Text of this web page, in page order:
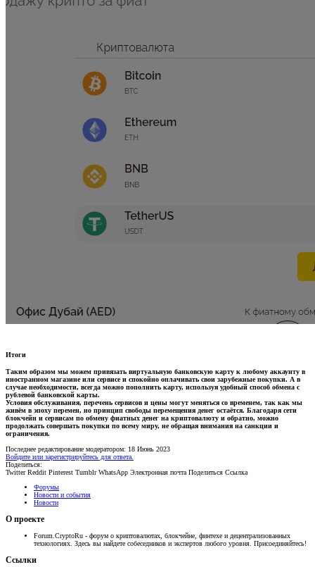
Итоги​
Таким образом мы можем привязать виртуальную банковскую карту к любому аккаунту в
иностранном магазине или сервисе и спокойно оплачивать свои зарубежные покупки. А в
случае необходимости, всегда можно пополнить карту, используя удобный способ обмена с
рублевой банковской карты.
Условия обслуживания, перечень сервисов и цены могут меняться со временем, так как мы
живём в эпоху перемен, но принцип свободы перемещения денег остаётся. Благодаря сети
блокчейн и сервисам по обмену фиатных денег на криптовалюту и обратно, можно
продолжать совершать покупки по всему миру, не обращая внимания на санкции и
ограничения.
Последнее редактирование модератором: 18 Июнь 2023
Войдите или зарегистрируйтесь для ответа.
Поделиться:
Twitter Reddit Pinterest Tumblr WhatsApp Электронная почта Поделиться Ссылка
Форумы
Новости и события
Новости
О проекте
Forum.CryptoRu - форум о криптовалютах, блокчейне, финтехе и децентрализованных
технологиях. Здесь вы найдете собеседников и экспертов любого уровня. Присоединяйтесь!
Ссылки